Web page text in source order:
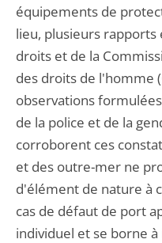
équipements de
lieu, plusieurs rapports
droits et de la
des droits de l'homme
observations
de la police et de la
corroborent ces
et des outre-mer ne
d'élément de nature à
cas de défaut de port
individuel et se borne